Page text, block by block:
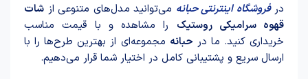
درفروشگاه اینترنتی حبانه می‌توانید مدل‌های متنوعی از شات
قهوه سرامیکی روستیک را مشاهده و با قیمت مناسب
خریداری کنید. ما در حبانه مجموعه‌ای از بهترین طرح‌ها را با
ارسال سریع و پشتیبانی کامل در اختیار شما قرار می‌دهیم.